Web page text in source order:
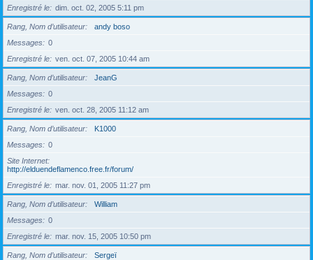
Enregistré le
dim. oct. 02, 2005 5:11 pm
Rang, Nom d’utilisateur
andy boso
Messages
0
Enregistré le
ven. oct. 07, 2005 10:44 am
Rang, Nom d’utilisateur
JeanG
Messages
0
Enregistré le
ven. oct. 28, 2005 11:12 am
Rang, Nom d’utilisateur
K1000
Messages
0
Site Internet
http://elduendeflamenco.free.fr/forum/
Enregistré le
mar. nov. 01, 2005 11:27 pm
Rang, Nom d’utilisateur
William
Messages
0
Enregistré le
mar. nov. 15, 2005 10:50 pm
Rang, Nom d’utilisateur
Sergeï